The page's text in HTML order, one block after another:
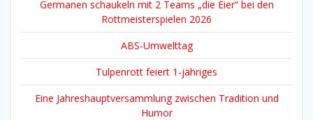
Germanen schaukeln mit 2 Teams „die Eier“ bei den
Rottmeisterspielen 2026
ABS-Umwelttag
Tulpenrott feiert 1-jähriges
Eine Jahreshauptversammlung zwischen Tradition und
Humor